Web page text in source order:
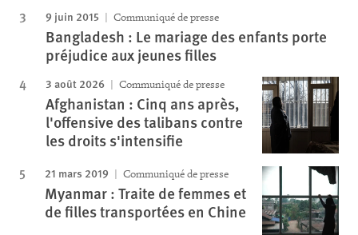
9 juin 2015 Communiqué de presse
Bangladesh : Le mariage des enfants porte
préjudice aux jeunes filles
3 août 2026 Communiqué de presse
Afghanistan : Cinq ans après,
l'offensive des talibans contre
les droits s'intensifie
21 mars 2019 Communiqué de presse
Myanmar : Traite de femmes et
de filles transportées en Chine